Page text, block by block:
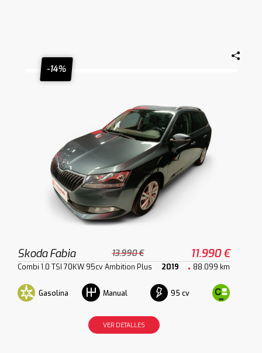
-14%
Skoda Fabia 13.990 € 11.990 €
Combi 1.0 TSI 70KW 95cv Ambition Plus 2019 88.099 km
Gasolina Manual 95 cv
VER DETALLES